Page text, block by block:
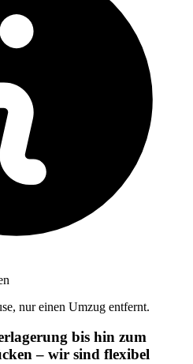
nur einen Umzug entfernt.
bis hin zum
– wir sind flexibel